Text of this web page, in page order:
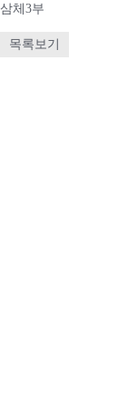
삼체3부
목록보기